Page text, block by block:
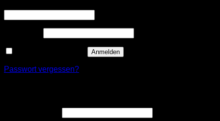
Anmelden
Passwort vergessen?